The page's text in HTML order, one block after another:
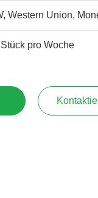
Western Union,
pro Woche